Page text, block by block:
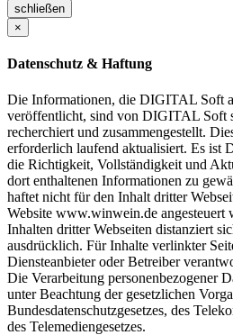
schließen
×
Datenschutz & Haftung
Die Informationen, die DIGITAL Soft
veröffentlicht, sind von DIGITAL Soft
recherchiert und zusammengestellt.
erforderlich laufend aktualisiert. Es ist
die Richtigkeit, Vollständigkeit und
dort enthaltenen Informationen zu
haftet nicht für den Inhalt dritter
Website www.winwein.de angesteuert
Inhalten dritter Webseiten distanziert
ausdrücklich. Für Inhalte verlinkter
Diensteanbieter oder Betreiber
Die Verarbeitung personenbezogener
unter Beachtung der gesetzlichen
Bundesdatenschutzgesetzes, des
des Telemediengesetzes.